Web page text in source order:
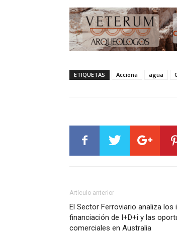
ETIQUETAS Acciona agua
Artículo anterior
El Sector Ferroviario analiza
financiación de I+D+i y las
comerciales en Australia